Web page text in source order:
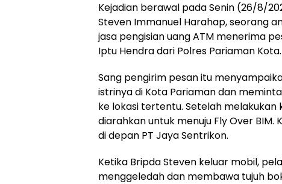
Kejadian berawal pada Senin (26/8/
Steven Immanuel Harahap, seorang
jasa pengisian uang ATM menerima
Iptu Hendra dari Polres Pariaman Kota.
Sang pengirim pesan itu
istrinya di Kota Pariaman dan
ke lokasi tertentu. Setelah melakukan
diarahkan untuk menuju Fly Over
di depan PT Jaya Sentrikon.
Ketika Bripda Steven keluar mobil,
menggeledah dan membawa tujuh